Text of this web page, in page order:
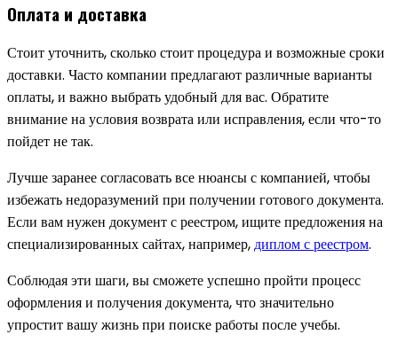
Оплата и доставка
Стоит уточнить, сколько стоит процедура и возможные сроки
доставки. Часто компании предлагают различные варианты
оплаты, и важно выбрать удобный для вас. Обратите
внимание на условия возврата или исправления, если что-то
пойдет не так.
Лучше заранее согласовать все нюансы с компанией, чтобы
избежать недоразумений при получении готового документа.
Если вам нужен документ с реестром, ищите предложения на
специализированных сайтах, например,диплом с реестром.
Соблюдая эти шаги, вы сможете успешно пройти процесс
оформления и получения документа, что значительно
упростит вашу жизнь при поиске работы после учебы.